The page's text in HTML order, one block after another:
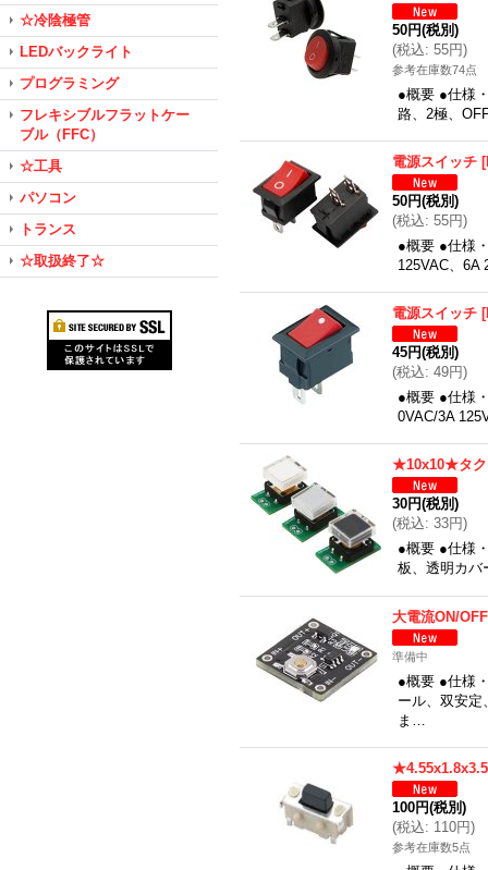
☆冷陰極管
LEDバックライト
プログラミング
フレキシブルフラットケー
ブル（FFC）
☆工具
パソコン
トランス
☆取扱終了☆
50円(税別)
(税込: 55円)
参考在庫数74点
●概要 ●仕様
路、2極、
電源スイッチ [
50円(税別)
(税込: 55円)
●概要 ●仕様
125VAC、6A
電源スイッチ [
45円(税別)
(税込: 49円)
●概要 ●仕様
0VAC/3A
★10x10★タク
30円(税別)
(税込: 33円)
●概要 ●仕様
板、透明カバ
大電流ON/
準備中
●概要 ●仕様
ール、双安定
ま…
100円(税別)
(税込: 110円)
参考在庫数5点